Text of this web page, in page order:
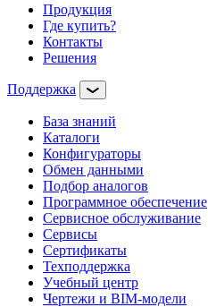
Продукция
Где купить?
Контакты
Решения
Поддержка
База знаний
Каталоги
Конфигураторы
Обмен данными
Подбор аналогов
Программное обеспечение
Сервисное обслуживание
Сервисы
Сертификаты
Техподдержка
Учебный центр
Чертежи и BIM-модели